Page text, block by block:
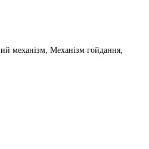
механізм, Механізм гойдання,